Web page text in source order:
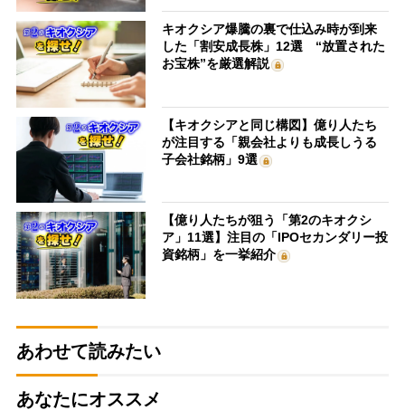
キオクシア爆騰の裏で仕込み時が到来
した「割安成長株」12選 “放置された
お宝株”を厳選解説
【キオクシアと同じ構図】億り人たち
が注目する「親会社よりも成長しうる
子会社銘柄」9選
【億り人たちが狙う「第2のキオクシ
ア」11選】注目の「IPOセカンダリー投
資銘柄」を一挙紹介
あわせて読みたい
あなたにオススメ